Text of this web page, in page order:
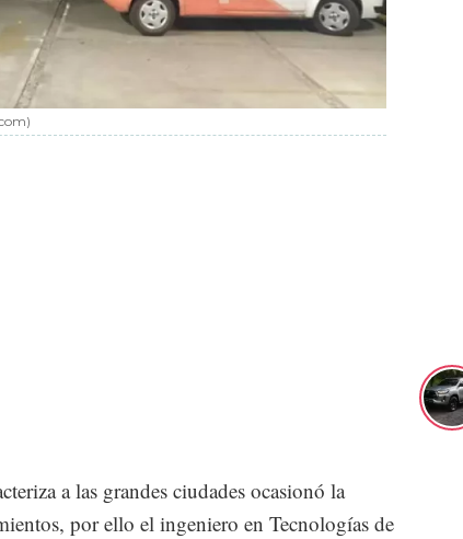
)
a las grandes ciudades ocasionó la
por ello el ingeniero en Tecnologías de